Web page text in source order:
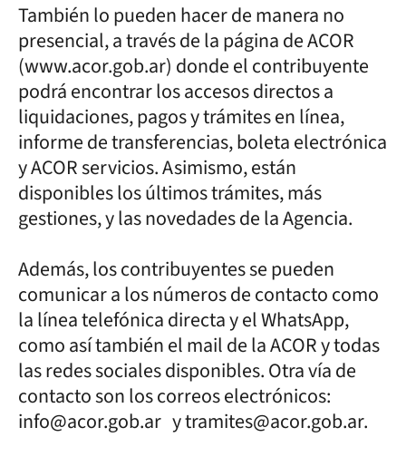
También lo pueden hacer de manera no
presencial, a través de la página de ACOR
(www.acor.gob.ar) donde el contribuyente
podrá encontrar los accesos directos a
liquidaciones, pagos y trámites en línea,
informe de transferencias, boleta electrónica
y ACOR servicios. Asimismo, están
disponibles los últimos trámites, más
gestiones, y las novedades de la Agencia.
Además, los contribuyentes se pueden
comunicar a los números de contacto como
la línea telefónica directa y el WhatsApp,
como así también el mail de la ACOR y todas
las redes sociales disponibles. Otra vía de
contacto son los correos electrónicos:
info@acor.gob.ar y tramites@acor.gob.ar.